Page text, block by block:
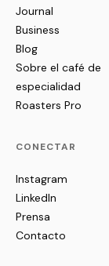
Journal
Business
Blog
Sobre el café de
especialidad
Roasters Pro
CONECTAR
Instagram
LinkedIn
Prensa
Contacto